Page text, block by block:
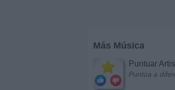
Más Música
Puntuar
Puntúa a